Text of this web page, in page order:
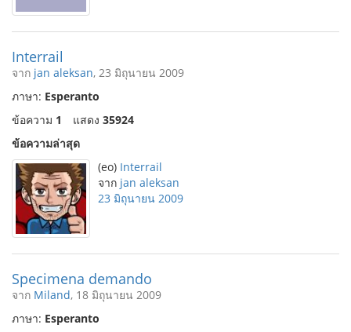
Interrail
จาก jan aleksan, 23 มิถุนายน 2009
ภาษา: Esperanto
ข้อความ 1 แสดง 35924
ข้อความล่าสุด
(eo) Interrail
จาก jan aleksan
23 มิถุนายน 2009
Specimena demando
จาก Miland, 18 มิถุนายน 2009
ภาษา: Esperanto